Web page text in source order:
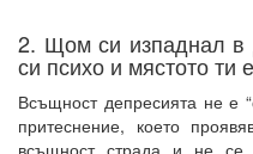
2. Щом си изпаднал в
си психо и мястото ти
Всъщност депресията не е
притеснение, което
всъщност страда и не се